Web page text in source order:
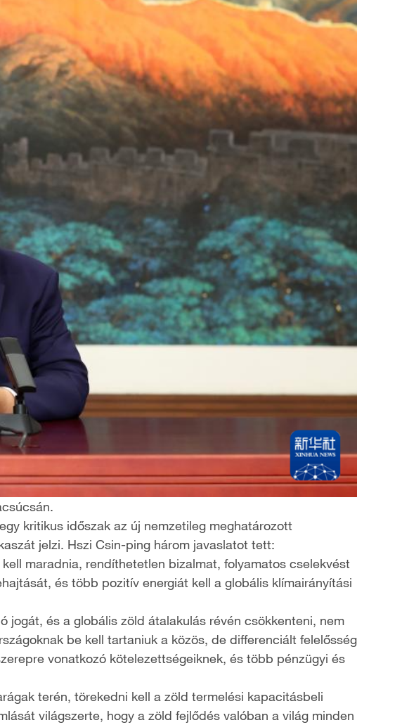
kritikus időszak az új nemzetileg meghatározott
jelzi. Hszi Csin-ping három javaslatot tett:
maradnia, rendíthetetlen bizalmat, folyamatos cselekvést
és több pozitív energiát kell a globális klímairányítási
jogát, és a globális zöld átalakulás révén csökkenteni, nem
be kell tartaniuk a közös, de differenciált felelősség
vonatkozó kötelezettségeiknek, és több pénzügyi és
terén, törekedni kell a zöld termelési kapacitásbeli
világszerte, hogy a zöld fejlődés valóban a világ minden